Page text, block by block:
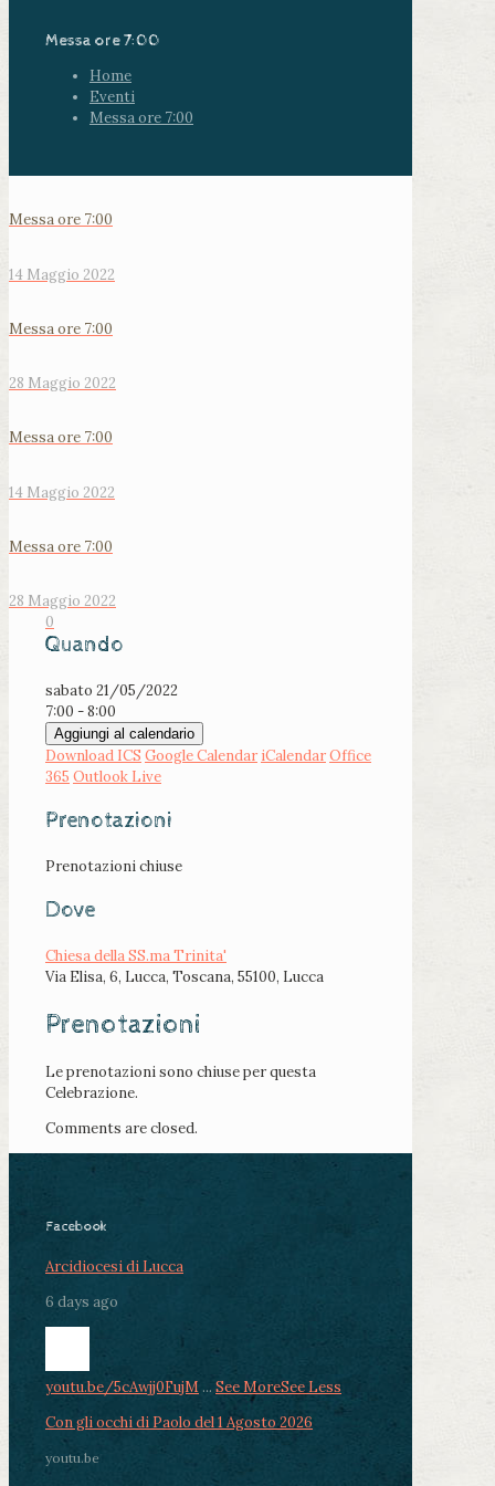
Messa ore 7:00
Home
Eventi
Messa ore 7:00
Messa ore 7:00
14 Maggio 2022
Messa ore 7:00
28 Maggio 2022
Messa ore 7:00
14 Maggio 2022
Messa ore 7:00
28 Maggio 2022
0
Quando
sabato 21/05/2022
7:00 - 8:00
Aggiungi al calendario
Download ICS Google Calendar iCalendarOffice
365 Outlook Live
Prenotazioni
Prenotazioni chiuse
Dove
Chiesa della SS.ma Trinita'
Via Elisa, 6, Lucca, Toscana, 55100, Lucca
Prenotazioni
Le prenotazioni sono chiuse per questa
Celebrazione.
Comments are closed.
Facebook
Arcidiocesi di Lucca
6 days ago
youtu.be/5cAwjj0FujM ... See MoreSee Less
Con gli occhi di Paolo del 1 Agosto 2026
youtu.be